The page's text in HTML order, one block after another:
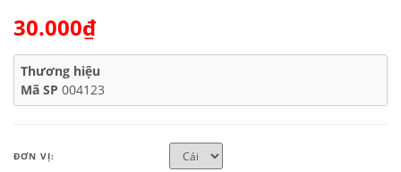
30.000₫
Thương hiệu
Mã SP 004123
ĐƠN VỊ: